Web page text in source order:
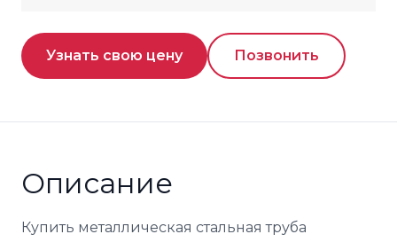
Узнать свою цену Позвонить
Описание
Купить металлическая стальная труба